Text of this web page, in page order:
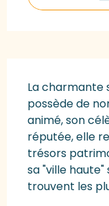
La charmante
possède de
animé, son
réputée, elle
trésors
sa "ville
trouvent les